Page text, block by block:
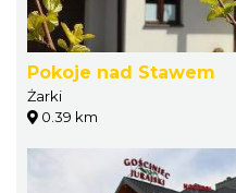
Pokoje nad Stawem
Żarki
0.39 km